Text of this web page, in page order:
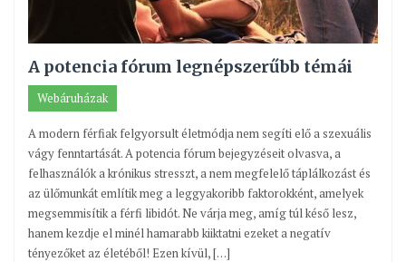
A potencia fórum legnépszerűbb témái
Webáruházak
A modern férfiak felgyorsult életmódja nem segíti elő a szexuális
vágy fenntartását. A potencia fórum bejegyzéseit olvasva, a
felhasználók a krónikus stresszt, a nem megfelelő táplálkozást és
az ülőmunkát említik meg a leggyakoribb faktorokként, amelyek
megsemmisítik a férfi libidót. Ne várja meg, amíg túl késő lesz,
hanem kezdje el minél hamarabb kiiktatni ezeket a negatív
tényezőket az életéből! Ezen kívül, […]